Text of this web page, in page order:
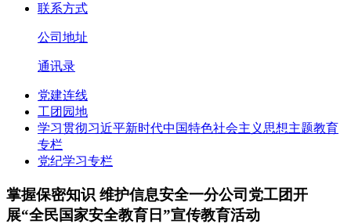
联系方式
公司地址
通讯录
党建连线
工团园地
学习贯彻习近平新时代中国特色社会主义思想主题教育
专栏
党纪学习专栏
掌握保密知识 维护信息安全一分公司党工团开
展“全民国家安全教育日”宣传教育活动